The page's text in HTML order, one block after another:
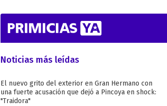
Noticias más leídas
El nuevo grito del exterior en Gran Hermano con
una fuerte acusación que dejó a Pincoya en shock:
"Traidora"